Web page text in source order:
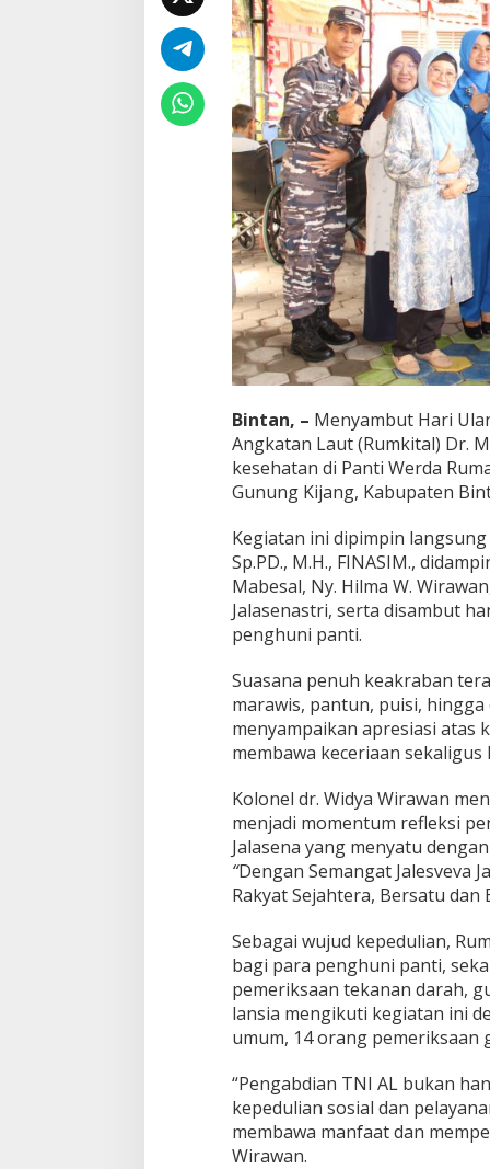
n
g
a
n
B
a
k
t
i
n
t
u
k
L
a
n
s
i
Bintan, – Menyambut Hari
Angkatan Laut (Rumkital) Dr.
kesehatan di Panti Werda
Gunung Kijang, Kabupaten
Kegiatan ini dipimpin
Sp.PD., M.H., FINASIM.,
Mabesal, Ny. Hilma W.
Jalasenastri, serta disambut
penghuni panti.
Suasana penuh keakraban
marawis, pantun, puisi,
menyampaikan apresiasi atas
membawa keceriaan
Kolonel dr. Widya Wirawan
menjadi momentum refleksi
Jalasena yang menyatu
“Dengan Semangat Jalesveva
Rakyat Sejahtera, Bersatu
Sebagai wujud kepedulian,
bagi para penghuni panti,
pemeriksaan tekanan darah,
lansia mengikuti kegiatan ini
umum, 14 orang pemeriksaan
“Pengabdian TNI AL bukan
kepedulian sosial dan
membawa manfaat dan
Wirawan.